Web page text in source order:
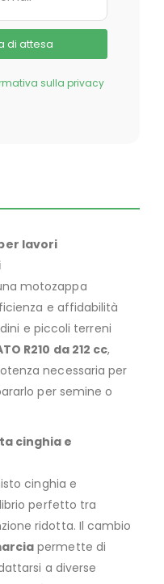
sulla privacy
lavori
motozappa
e affidabilità
e piccoli terreni
R210 da 212 cc,
necessaria per
per semine o
cinghia e
cinghia e
perfetto tra
ridotta. Il cambio
permette di
a diverse